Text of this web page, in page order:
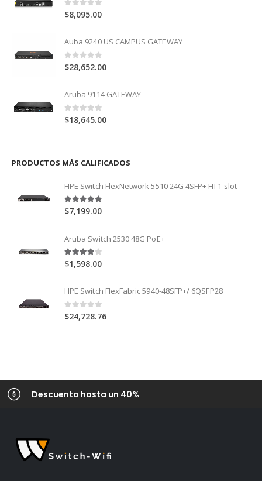
0out of 5
$8,095.00
Auba 9240 US CAMPUS GATEWAY
0out of 5
$28,652.00
Aruba 9114 GATEWAY
0 out of 5
$18,645.00
PRODUCTOS MÁS CALIFICADOS
HPE Switch FlexNetwork 5510 24G 4SFP+ HI 1-slot
5.00out of 5
$7,199.00
Aruba Switch 2530 48G PoE+
4.00out of 5
$1,598.00
HPE Switch FlexFabric 5940-48SFP+/ 6QSFP28
0out of 5
$24,728.76
Descuento hasta un 40%